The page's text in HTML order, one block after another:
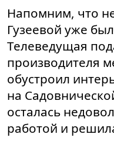
Напомним, что
Гузеевой уже
Телеведущая
производителя
обустроил
на
осталась
работой и